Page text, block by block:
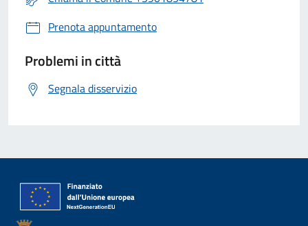
Prenota appuntamento
Problemi in città
Segnala disservizio